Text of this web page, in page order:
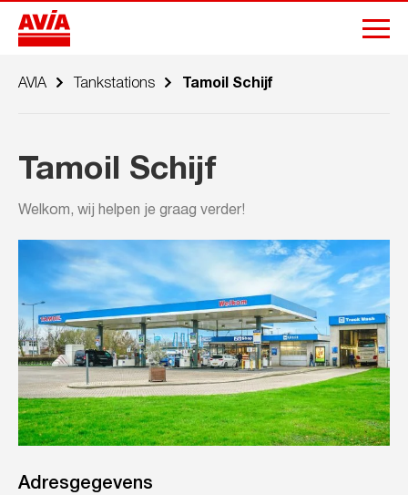
AVIA Tankstations Tamoil Schijf
Tamoil Schijf
Welkom, wij helpen je graag verder!
Adresgegevens